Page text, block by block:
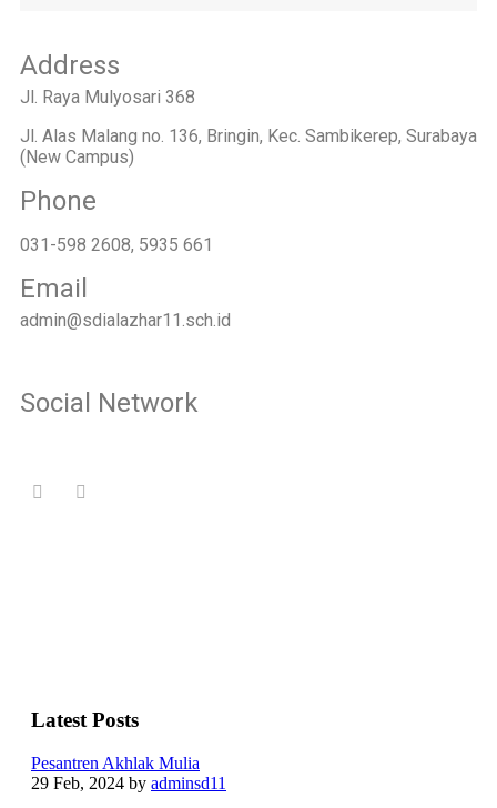
Address
Jl. Raya Mulyosari 368
Jl. Alas Malang no. 136, Bringin, Kec. Sambikerep, Surabaya
(New Campus)
Phone
031-598 2608, 5935 661
Email
admin@sdialazhar11.sch.id
Social Network
Latest Posts
Pesantren Akhlak Mulia
29 Feb, 2024 by adminsd11